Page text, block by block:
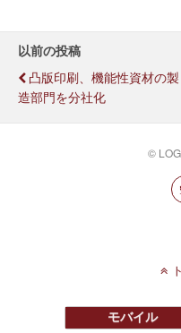
以前の投稿
凸版印刷、機能性資材の製
造部門を分社化
©
モバイル